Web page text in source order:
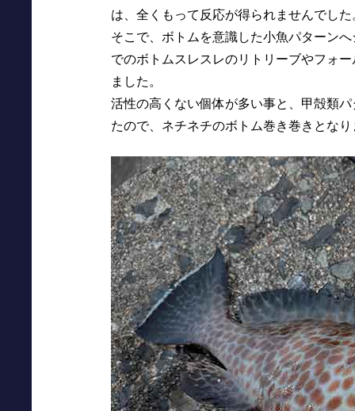
は、全くもって反応が得られませんでした
そこで、ボトムを意識した小魚パターン
でのボトムスレスレのリトリーブやフォ
ました。
活性の高くない個体が多い事と、甲殻類
たので、ネチネチのボトム巻き巻きとな